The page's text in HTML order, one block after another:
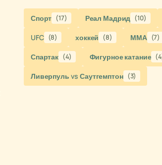
Спорт (17) Реал Мадрид (10)
UFC (8) хоккей (8) ММА (7)
Спартак (4) Фигурное катание
Ливерпуль vs Саутгемптон (3)